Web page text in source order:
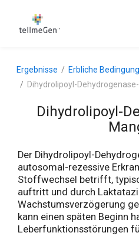
Ergebnisse
Erbliche
Dihydrolipoyl-
Dihydrolipoyl-
Der Dihydrolipoyl-
autosomal-rezessive
Stoffwechsel betrifft,
auftritt und durch
Wachstumsverzögerung
kann einen späten Beginn
Leberfunktionsstörungen